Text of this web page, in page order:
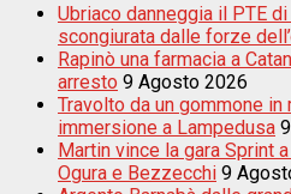
Ubriaco danneggia il PTE
scongiurata dalle forze
Rapinò una farmacia a
arresto 9 Agosto 2026
Travolto da un gommone in
immersione a Lampedusa
Martin vince la gara Sprint
Ogura e Bezzecchi 9